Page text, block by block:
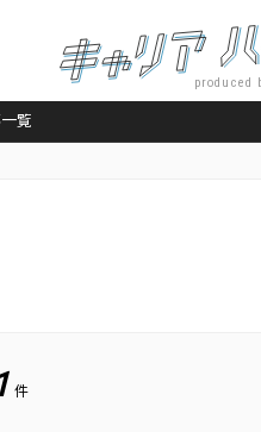
produced
覧
1 件